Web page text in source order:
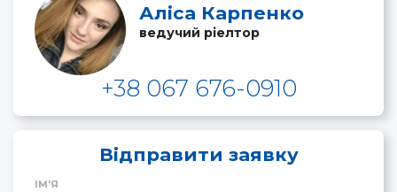
Аліса Карпенко
ведучий ріелтор
+38 067 676-0910
Відправити заявку
ІМ'Я